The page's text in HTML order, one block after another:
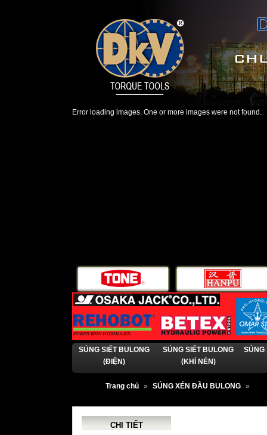
Error loading images. One or more images were not found.
SÚNG SIẾT BULONG
(ĐIỆN)
SÚNG SIẾT BULONG
(KHÍ NÉN)
SÚNG
Trang chủ » SÚNG XÉN ĐẦU BULONG »
CHI TIẾT